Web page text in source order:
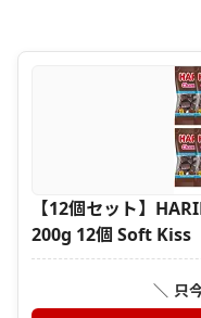
【12個セット】
200g 12個 Soft Kiss
＼ 只